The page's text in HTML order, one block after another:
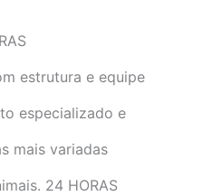
estrutura e equipe
especializado e
mais variadas
24 HORAS